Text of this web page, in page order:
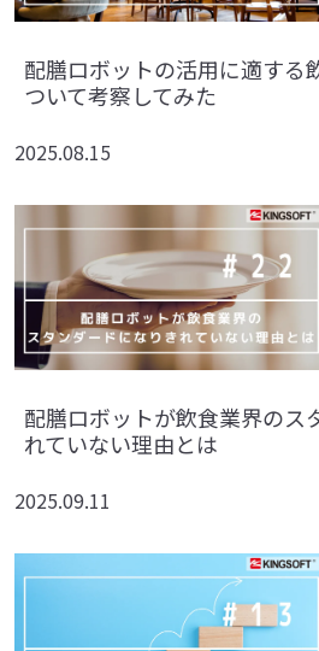
配膳ロボットの活用に適する
ついて考察してみた
2025.08.15
配膳ロボットが飲食業界のス
れていない理由とは
2025.09.11